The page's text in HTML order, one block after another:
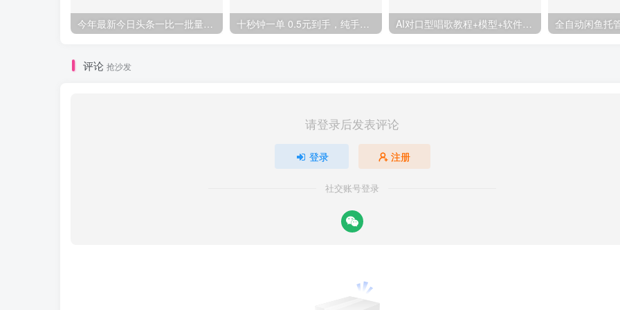
今年最新今日头条一比一批量搬砖，小白也可以日赚千元 十秒钟一单 0.5元到手，纯手机项目 随时随地可做 做就有 AI对口型唱歌教程+模型+软件，三国人物音色库，声音克隆全流程
评论 抢沙发
请登录后发表评论
登录 注册
社交账号登录